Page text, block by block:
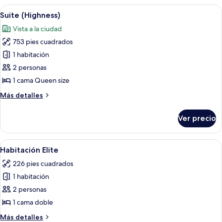
individuales
(Regal)
con
1
matrimonial
o
2
individuales
(Regal)
Abrir
todas
las
fotos
de
Suite
(Highness)
Habitación de hotel con una cama
6
Suite (Highness)
Vista a la ciudad
753 pies cuadrados
1 habitación
2 personas
1 cama Queen size
Más detalles
Más
(Highness)
Ver precio
Abrir
todas
las
fotos
de
Habitación
Elite
Habitación de hotel con cama,
1
Habitación Elite
226 pies cuadrados
1 habitación
2 personas
1 cama doble
Más detalles
Más